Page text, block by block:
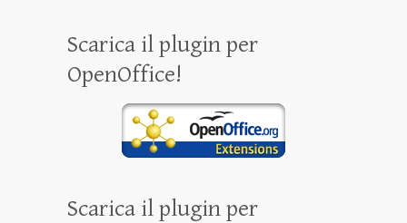
Scarica il plugin per
OpenOffice!
Scarica il plugin per